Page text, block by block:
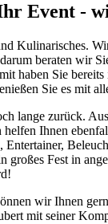
Event -
Kulinarisches.
beraten wir
haben Sie
Sie es mit
lange zurück.
Ihnen
Entertainer,
großes Fest in
wir Ihnen
mit seiner